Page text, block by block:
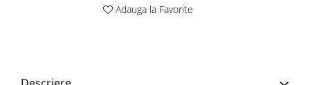
Adauga la Favorite